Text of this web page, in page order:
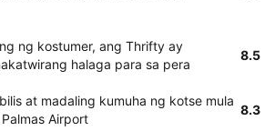
ng kostumer, ang Thrifty ay
halaga para sa pera
8.5
at madaling kumuha ng kotse mula
Airport
8.3